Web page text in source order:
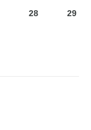
28
29